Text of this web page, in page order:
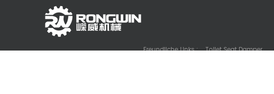
Freundliche Links : Toilet Seat Damper